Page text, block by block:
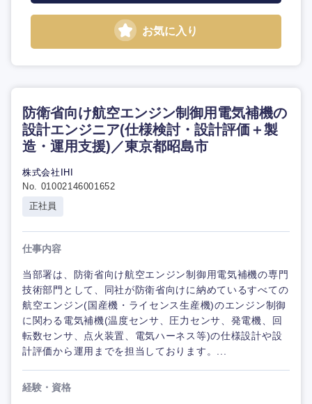
お気に入り
防衛省向け航空エンジン制御用電気補機の
設計エンジニア(仕様検討・設計評価＋製
造・運用支援)／東京都昭島市
株式会社IHI
No. 01002146001652
正社員
仕事内容
当部署は、防衛省向け航空エンジン制御用電気補機の専門
技術部門として、同社が防衛省向けに納めているすべての
航空エンジン(国産機・ライセンス生産機)のエンジン制御
に関わる電気補機(温度センサ、圧力センサ、発電機、回
転数センサ、点火装置、電気ハーネス等)の仕様設計や設
計評価から運用までを担当しております。...
経験・資格